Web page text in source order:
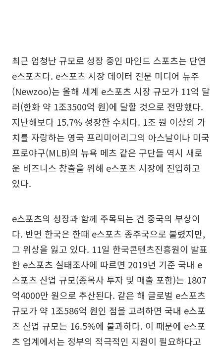
최근 엄청난 규모로 성장 중인 마인드 스포츠는 단연
e스포츠다. e스포츠 시장 데이터 전문 미디어 뉴주
(Newzoo)는 올해 세계 e스포츠 시장 규모가 11억 달
러(한화 약 1조3500억 원)에 달할 것으로 전망했다.
지난해보다 15.7% 성장한 수치다. 1조 원 이상의 가
치를 자랑하는 영국 프리미어리그의 아스날이나 미국
프로야구(MLB)의 뉴욕 메츠 같은 구단들 역시 새로
운 비즈니스 창출을 위해 e스포츠 시장에 진입하고
있다.
e스포츠의 성장과 함께 주목되는 건 중국의 부상이
다. 반면 한국은 한때 e스포츠 종주국으로 불렸지만,
그 위상을 잃고 있다. 11일 한국콘텐츠진흥원이 발표
한 e스포츠 실태조사에 따르면 2019년 기준 국내 e
스포츠 산업 규모(종목사 투자 및 매출 포함)는 1807
억4000만 원으로 추산된다. 같은 해 글로벌 e스포츠
규모가 약 1조586억 원인 점을 고려하면 국내 e스포
츠 산업 규모는 16.5%에 불과하다. 이 때문에 e스포
츠 업계에서는 정부의 적극적인 지원이 필요하다고